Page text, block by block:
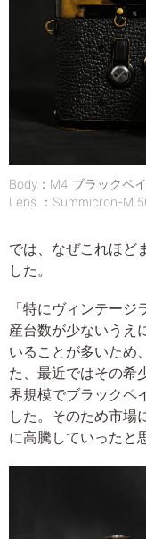
Body：M4 ブラックペ
Lens ：Summicron-M
では、なぜこれほど
した。
「特にヴィンテー
産台数が少ないうえ
いることが多いため
た、最近ではその希
界規模でブラックペ
した。そのため市場
に高騰していったと